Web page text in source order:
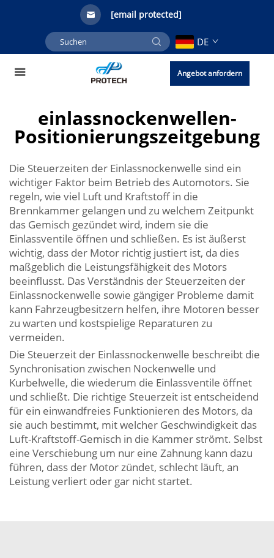
[email protected]
DE
Angebot anfordern
einlassnockenwellen-
Positionierungszeitgebung
Die Steuerzeiten der Einlassnockenwelle sind ein
wichtiger Faktor beim Betrieb des Automotors. Sie
regeln, wie viel Luft und Kraftstoff in die
Brennkammer gelangen und zu welchem Zeitpunkt
das Gemisch gezündet wird, indem sie die
Einlassventile öffnen und schließen. Es ist äußerst
wichtig, dass der Motor richtig justiert ist, da dies
maßgeblich die Leistungsfähigkeit des Motors
beeinflusst. Das Verständnis der Steuerzeiten der
Einlassnockenwelle sowie gängiger Probleme damit
kann Fahrzeugbesitzern helfen, ihre Motoren besser
zu warten und kostspielige Reparaturen zu
vermeiden.
Die Steuerzeit der Einlassnockenwelle beschreibt die
Synchronisation zwischen Nockenwelle und
Kurbelwelle, die wiederum die Einlassventile öffnet
und schließt. Die richtige Steuerzeit ist entscheidend
für ein einwandfreies Funktionieren des Motors, da
sie auch bestimmt, mit welcher Geschwindigkeit das
Luft-Kraftstoff-Gemisch in die Kammer strömt. Selbst
eine Verschiebung um nur eine Zahnung kann dazu
führen, dass der Motor zündet, schlecht läuft, an
Leistung verliert oder gar nicht startet.